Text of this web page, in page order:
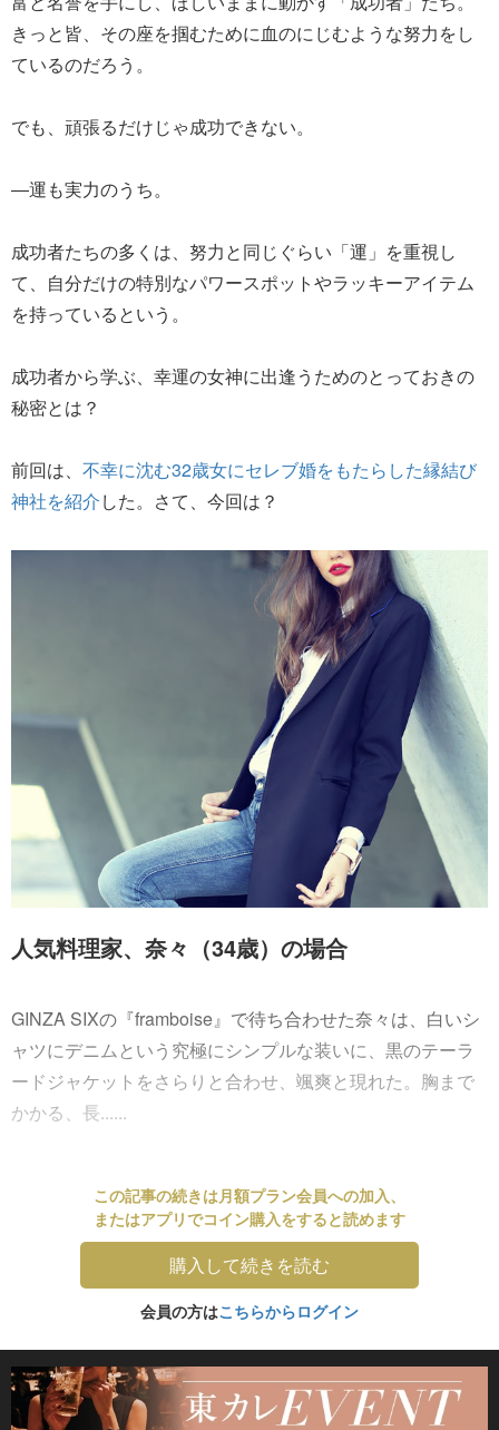
きっと皆、その座を掴むために血のにじむような努力をし
ているのだろう。
でも、頑張るだけじゃ成功できない。
―運も実力のうち。
成功者たちの多くは、努力と同じぐらい「運」を重視し
て、自分だけの特別なパワースポットやラッキーアイテム
を持っているという。
成功者から学ぶ、幸運の女神に出逢うためのとっておきの
秘密とは？
前回は、 不幸に沈む32歳女にセレブ婚をもたらした縁結び
神社を紹介した。さて、今回は？
人気料理家、奈々（34歳）の場合
GINZA SIXの『framboise』で待ち合わせた奈々は、白いシ
ャツにデニムという究極にシンプルな装いに、黒のテーラ
ードジャケットをさらりと合わせ、颯爽と現れた。胸まで
かかる、長......
この記事の続きは月額プラン会員への加入、
またはアプリでコイン購入をすると読めます
購入して続きを読む
会員の方はこちらからログイン